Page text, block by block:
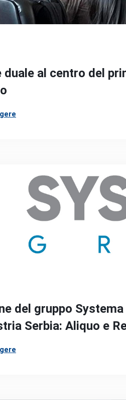
duale al centro del
del gruppo
Serbia: Aliquo e